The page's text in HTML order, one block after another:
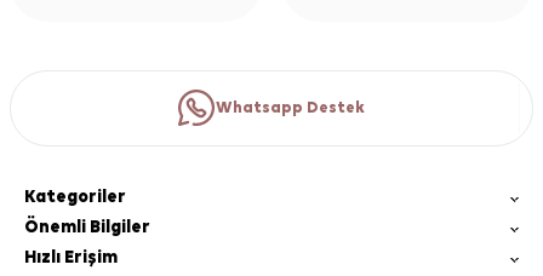
Whatsapp Destek
Kategoriler
Önemli Bilgiler
Hızlı Erişim